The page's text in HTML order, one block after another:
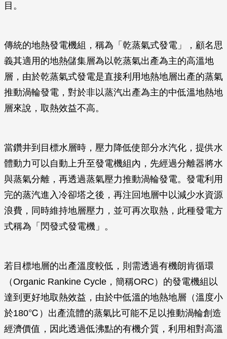
目。
傳統的地熱發電機組，稱為「乾蒸氣式發電」，顧名思
義其適用的地熱儲集層為以乾蒸氣出產為主的高溫地
層，由於乾蒸氣式發電是直接利用地熱地層出產的蒸氣
推動渦輪發電，對於非以蒸汽出產為主的中低溫地熱地
層來說，取熱效益不高。
當鑽井到目標水層時，壓力降低使部分水汽化，提供水
體動力可以自動上升至發電機組內，先經過分離器將水
與蒸氣分離，再透過蒸氣壓力推動渦輪發電。發電利用
完的蒸汽進入冷卻塔之後，再注回地層中以減少水資源
浪費，同時維持地層壓力，並可再次取熱，此種發電方
式稱為「閃發式發電機」。
若目標地層的出產溫度較低，則需透過有機朗肯循環
（Organic Rankine Cycle，簡稱ORC）的發電機組以
達到更好地取熱效益，由於中低溫的地熱地層（溫度小
於180℃）出產流體的蒸氣比可能不足以推動渦輪創造
經濟價值，因此透過低沸點的有機介質，利用相對高溫